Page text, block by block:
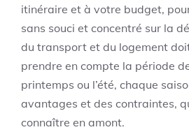
itinéraire et à votre budget,
sans souci et concentré sur la
du transport et du logement
prendre en compte la période
printemps ou l’été, chaque
avantages et des contraintes,
connaître en amont.